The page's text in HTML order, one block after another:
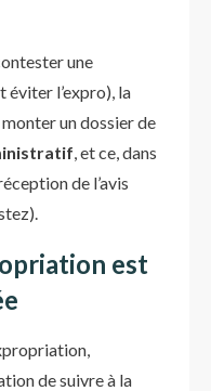
une
l’expro), la
un dossier de
, et ce, dans
de l’avis
est
de suivre à la